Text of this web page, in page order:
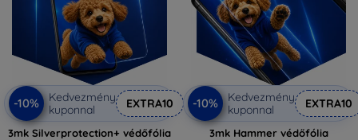
-10%
Kedvezmény
kuponnal
EXTRA10
3mk Silverprotection+ védőfólia
-10%
Kedvezmény
kuponnal
EXTRA10
3mk Hammer védőfólia